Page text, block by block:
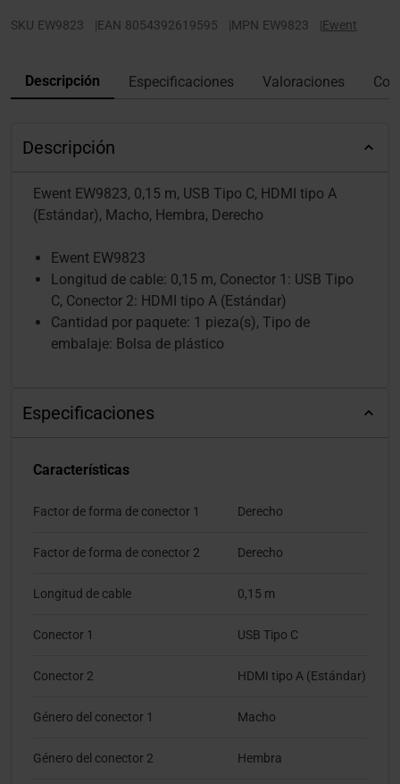
SKU EW9823 |EAN 8054392619595 |MPN EW9823 |Ewent
Descripción Especificaciones Valoraciones
Descripción
Ewent EW9823, 0,15 m, USB Tipo C, HDMI tipo A
(Estándar), Macho, Hembra, Derecho
Ewent EW9823
Longitud de cable: 0,15 m, Conector 1: USB Tipo
C, Conector 2: HDMI tipo A (Estándar)
Cantidad por paquete: 1 pieza(s), Tipo de
embalaje: Bolsa de plástico
Especificaciones
Características
Factor de forma de conector 1 Derecho
Factor de forma de conector 2 Derecho
Longitud de cable 0,15 m
Conector 1 USB Tipo C
Conector 2 HDMI tipo A (Estándar)
Género del conector 1 Macho
Género del conector 2 Hembra